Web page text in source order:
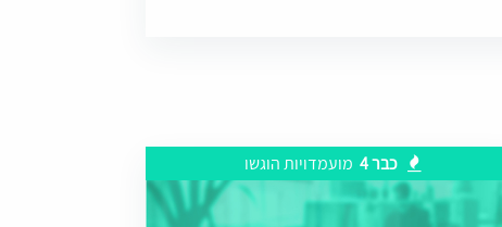
כבר 4 מועמדויות הוגשו